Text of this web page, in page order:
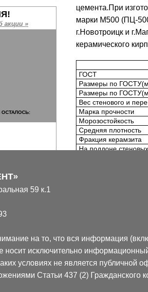
акции »
ОСТАЛОСЬ:
цемента.При
марки М500 (ПЦ-
г.Новотроицк и
керамического
ГОСТ
Размеры по
Размеры по
Вес стенового и
Марка прочности
Морозостойкость
Средняя плотность
Фракция керамзита
На поддоне
59 к.1
на то, что вся информация
носит исключительно
условиях не является публичной
Статьи 437 (2) Гражданского